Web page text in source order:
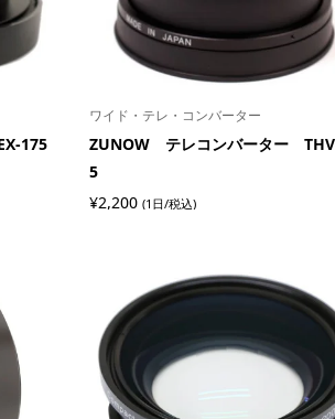
175
ワイド・テレ・コンバーター
ZUNOW テレコンバーター
5
¥2,200 (1日/税込)